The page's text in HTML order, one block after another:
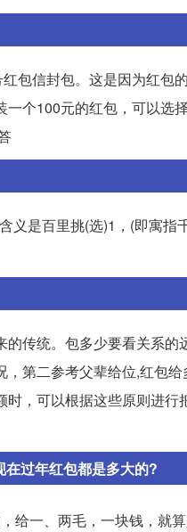
包信封包。这是因为红
个100元的红包，可以选
义是百里挑(选)1，(即寓
传统。包多少要看关系
第二参考父辈给位,红包
，可以根据这些原则进
过年红包都是多大的?
给一、两毛，一块钱，就